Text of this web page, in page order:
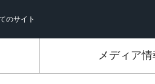
のサイト
メディア情